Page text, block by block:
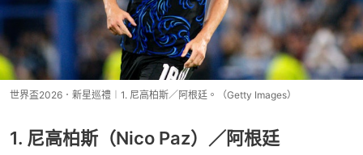
世界盃2026．新星巡禮︱1. 尼高柏斯／阿根廷。（Getty Images）
1. 尼高柏斯（Nico Paz）／阿根廷